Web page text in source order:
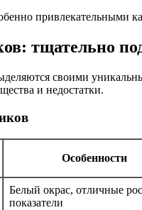
привлекательными
тщательно
своими
и недостатки.
Особенности
Белый окрас, отличные
показатели